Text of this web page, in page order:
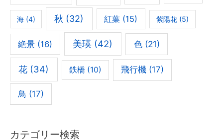
海(4) 秋 (32) 紅葉 (15) 紫陽花 (5)
絶景(16) 美瑛 (42) 色(21)
花 (34) 鉄橋 (10) 飛行機(17)
鳥 (17)
カテゴリー検索